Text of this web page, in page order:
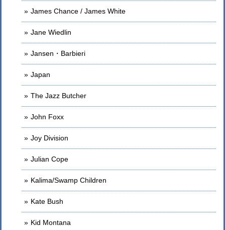
James Chance / James White
Jane Wiedlin
Jansen・Barbieri
Japan
The Jazz Butcher
John Foxx
Joy Division
Julian Cope
Kalima/Swamp Children
Kate Bush
Kid Montana